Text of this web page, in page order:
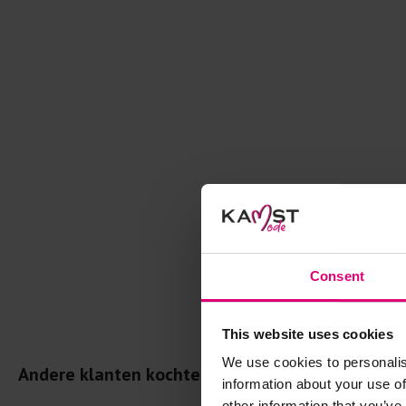
Consent
This website uses cookies
We use cookies to
information about your use
Andere klanten kochten dit ook